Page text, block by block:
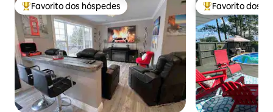
Favoritos dos hóspedes mais apreciados
Favorito dos hóspedes Favoritos dos
Favorito dos